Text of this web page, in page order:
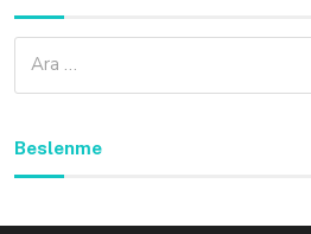
Arama:
Beslenme